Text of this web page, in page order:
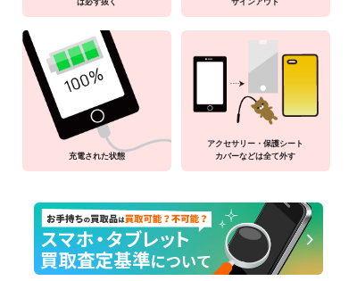
は必ず抜く サインアウト
充電された状態
アクセサリー・保護シート
カバーなどは全て外す